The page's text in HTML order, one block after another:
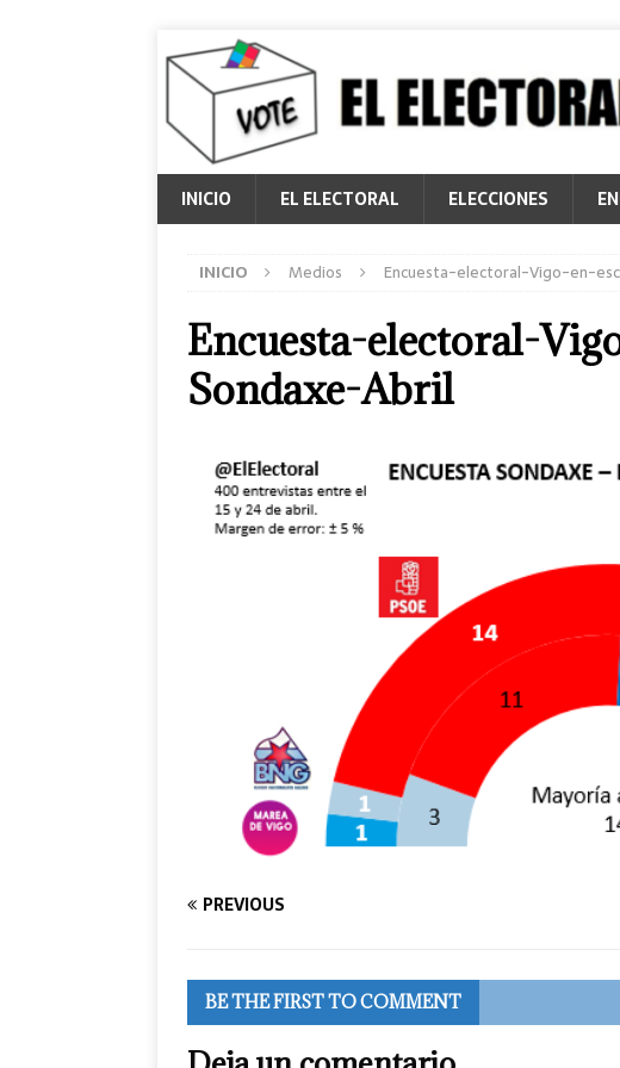
INICIO EL ELECTORAL ELECCIONES
INICIO Medios Encuesta-electoral-Vigo-en-
Encuesta-electoral-
Sondaxe-Abril
PREVIOUS
BE THE FIRST TO COMMENT